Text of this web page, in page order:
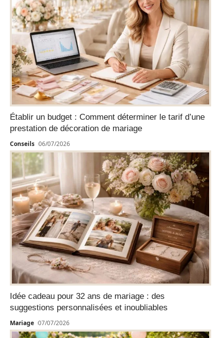
Établir un budget : Comment déterminer le tarif d’une
prestation de décoration de mariage
Conseils 06/07/2026
Idée cadeau pour 32 ans de mariage : des
suggestions personnalisées et inoubliables
Mariage 07/07/2026